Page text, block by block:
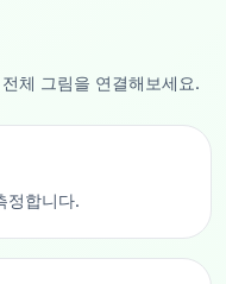
체 그림을 연결해보세요.
정합니다.